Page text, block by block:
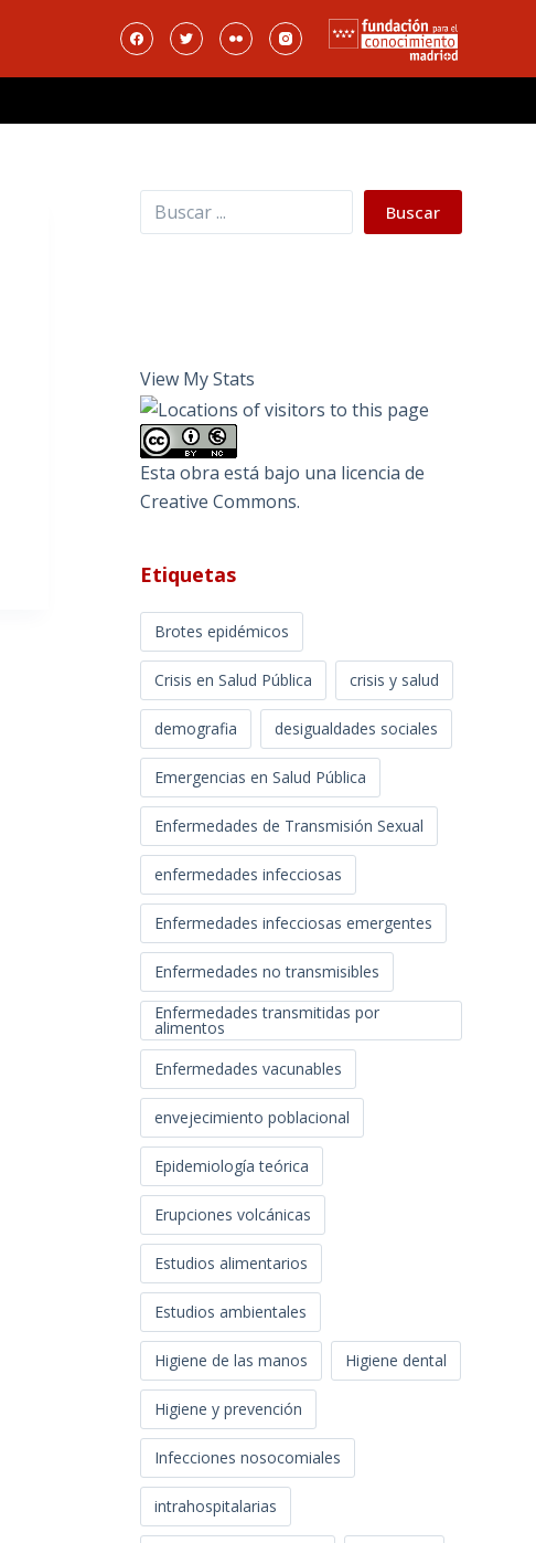
Buscar Buscar
View My Stats
Esta obra está bajo una licencia de
Creative Commons.
Etiquetas
Brotes epidémicos
Crisis en Salud Pública crisis y salud
demografia desigualdades sociales
Emergencias en Salud Pública
Enfermedades de Transmisión Sexual
enfermedades infecciosas
Enfermedades infecciosas emergentes
Enfermedades no transmisibles
Enfermedades transmitidas por
alimentos
Enfermedades vacunables
envejecimiento poblacional
Epidemiología teórica
Erupciones volcánicas
Estudios alimentarios
Estudios ambientales
Higiene de las manos Higiene dental
Higiene y prevención
Infecciones nosocomiales
intrahospitalarias